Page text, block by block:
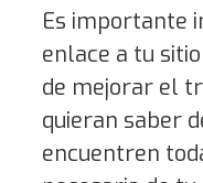
Es importante
enlace a tu
de mejorar el
quieran saber
encuentren